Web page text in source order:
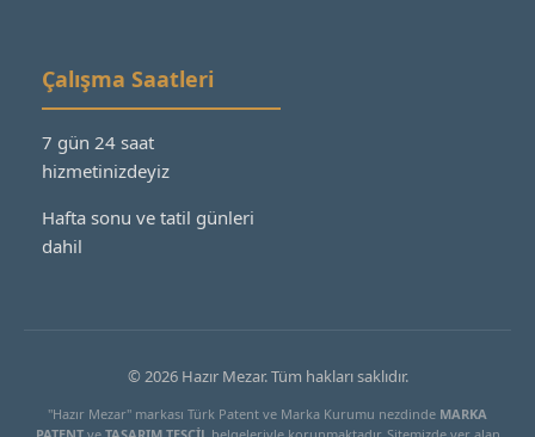
Çalışma Saatleri
7 gün 24 saat
hizmetinizdeyiz
Hafta sonu ve tatil günleri
dahil
© 2026 Hazır Mezar. Tüm hakları saklıdır.
"Hazır Mezar" markası Türk Patent ve Marka Kurumu nezdinde MARKA